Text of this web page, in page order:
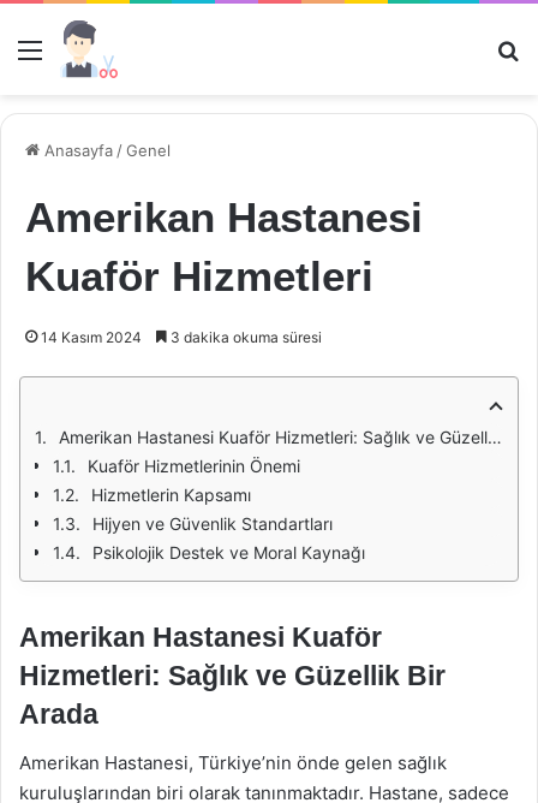
Menü
Anasayfa /Genel
Amerikan Hastanesi
Kuaför Hizmetleri
14 Kasım 2024 3 dakika okuma süresi
Amerikan Hastanesi Kuaför Hizmetleri: Sağlık ve Güzellik Bir Arada
Kuaför Hizmetlerinin Önemi
Hizmetlerin Kapsamı
Hijyen ve Güvenlik Standartları
Psikolojik Destek ve Moral Kaynağı
Amerikan Hastanesi Kuaför
Hizmetleri: Sağlık ve Güzellik Bir
Arada
Amerikan Hastanesi, Türkiye’nin önde gelen sağlık
kuruluşlarından biri olarak tanınmaktadır. Hastane, sadece